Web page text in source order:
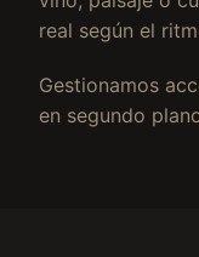
real según el
Gestionamos
en segundo